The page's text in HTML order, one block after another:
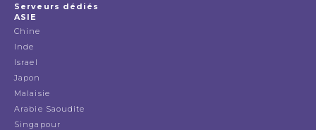
Serveurs dédiés
ASIE
Chine
Inde
Israel
Japon
Malaisie
Arabie Saoudite
Singapour